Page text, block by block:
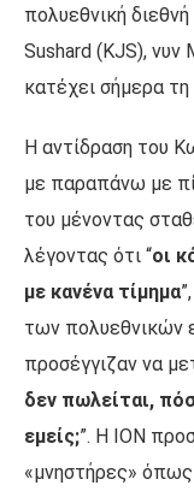
πολυεθνική
Sushard (KJS), νυν
κατέχει σήμερα
Η αντίδραση του
με παραπάνω με
του μένοντας
λέγοντας ότι “οι
με κανένα τίμημα
των πολυεθνικών
προσέγγιζαν να
δεν πωλείται,
εμείς;”. Η ΙΟΝ
«μνηστήρες»